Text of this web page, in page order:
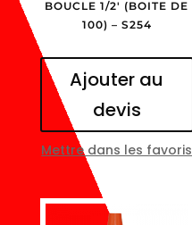
BOUCLE 1/2′ (BOITE DE
100) – S254
Ajouter au
devis
Mettre dans les favoris